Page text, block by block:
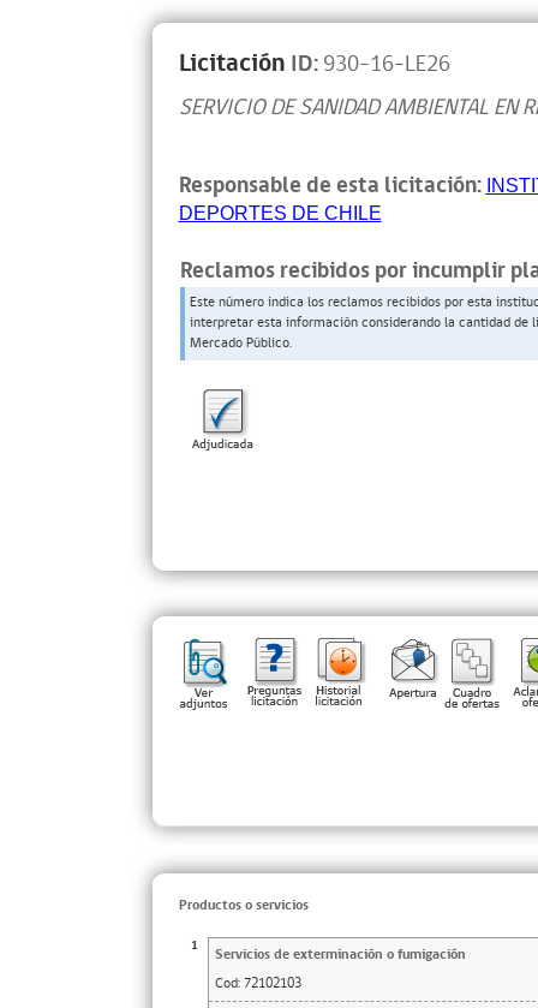
Licitación ID:930-16-LE26
SERVICIO DE SANIDAD AMBIENTAL EN
Responsable de esta licitación:
DEPORTES DE CHILE
Reclamos recibidos por incumplir
Este número indica los reclamos recibidos por esta
interpretar esta información considerando la cantidad
Mercado Público.
Productos o servicios
1
Servicios de exterminación o fumigación
Cod: 72102103